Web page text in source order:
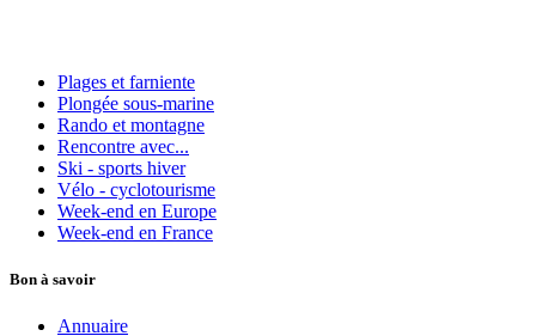
Plages et farniente
Plongée sous-marine
Rando et montagne
Rencontre avec...
Ski - sports hiver
Vélo - cyclotourisme
Week-end en Europe
Week-end en France
Bon à savoir
Annuaire